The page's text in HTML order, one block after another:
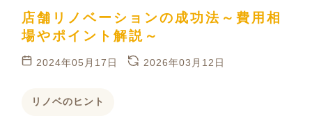
店舗リノベーションの成功法～費用相
場やポイント解説～
2024年05月17日 2026年03月12日
リノベのヒント